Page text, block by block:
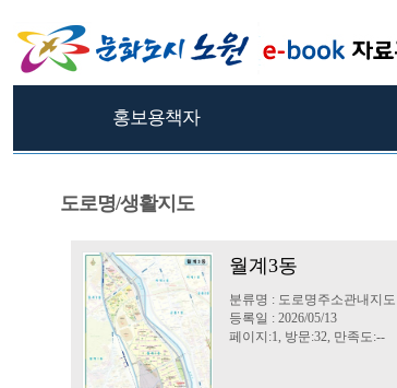
홍보용책자
도로명/생활지도
월계3동
분류명 : 도로명주소관내지도
등록일 : 2026/05/13
페이지:1, 방문:32, 만족도:--